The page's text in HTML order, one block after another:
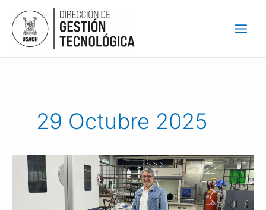
contenido
29 Octubre 2025
Investigación
apunta